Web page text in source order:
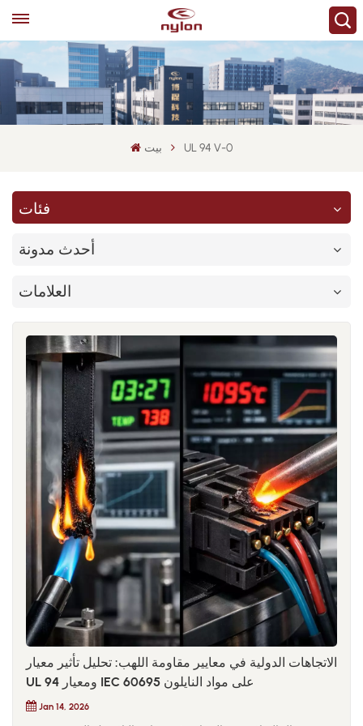
بيت UL 94 V-0
فئات
أحدث مدونة
العلامات
الاتجاهات الدولية في معايير مقاومة اللهب: تحليل تأثير معيار
UL 94 ومعيار IEC 60695 على مواد النايلون
Jan 14, 2026